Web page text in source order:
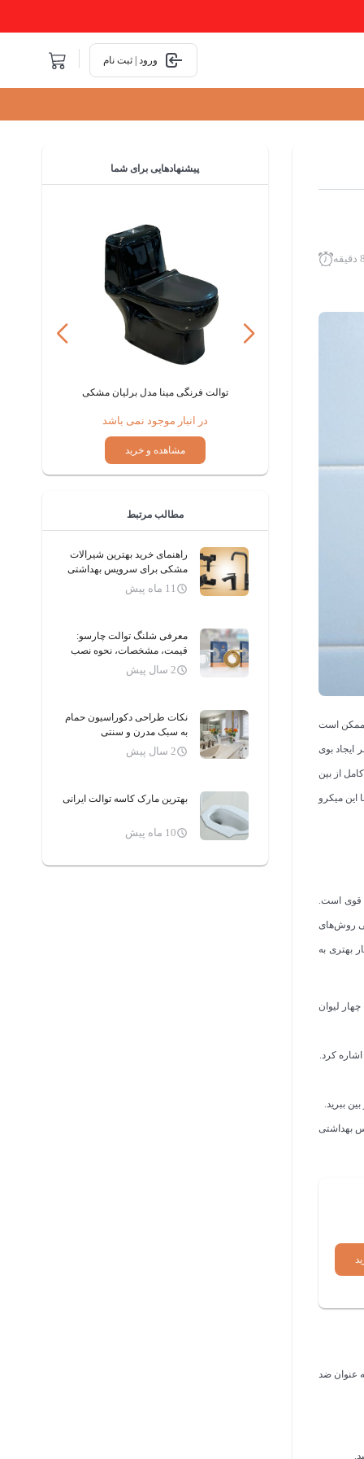
ورود | ثبت نام
ممکن است
ایجاد بوی
از بین
این میکرو
قوی است.
روش‌های
بهتری به
لیوان
کرد.
ببرید.
بهداشتی
عنوان ضد
پیشنهادهاییبرای شما
توالت فرنگی مینا مدل برلیان مشکی
در انبار موجود نمی باشد
مشاهده و خرید
مطالب مرتبط
راهنمای خرید بهترین شیرالات
مشکی برای سرویس بهداشتی
11 ماه پیش
معرفی شلنگ توالت چارسو:
قیمت، مشخصات، نحوه نصب
2 سال پیش
نکات طراحی دکوراسیون حمام
به سبک مدرن و سنتی
2 سال پیش
بهترین مارک کاسه توالت ایرانی
10 ماه پیش